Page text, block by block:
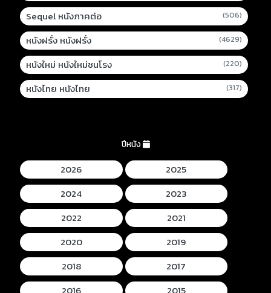
Sequel หนังภาคต่อ (506)
หนังฝรั่ง หนังฝรั่ง (4629)
หนังใหม่ หนังใหม่ชนโรง (220)
หนังไทย หนังไทย (317)
ปีหนัง
2026
2025
2024
2023
2022
2021
2020
2019
2018
2017